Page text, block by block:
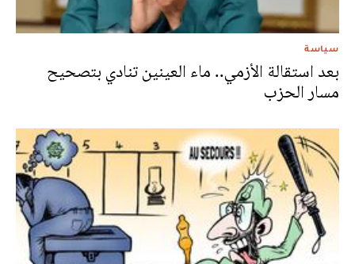
سياسة
بعد استقالة الأزمي.. ماء العينين تنادي بتصحيح
مسار الحزب